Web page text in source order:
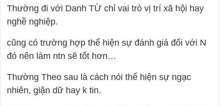
Thường đi với Danh TỪ chỉ vai trò vị trí xã hội hay
nghề nghiệp.
cũng có trường hợp thể hiện sự đánh giá đối với N
đó nên làm ntn sẽ tốt hơn…
Thường Theo sau là cách nói thể hiện sự ngạc
nhiên, giận dữ hay k tin.